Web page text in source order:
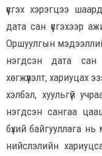
үүсгэх хэрэгцээ
дата сан үүсгэхээр
Оршуулгын
нэгдсэн дата сан
хөгжүүлэлт, хариуцах
хэлбэл, хуульгүй
нэгдсэн сангаа
бүхий байгууллага
нийслэлийн